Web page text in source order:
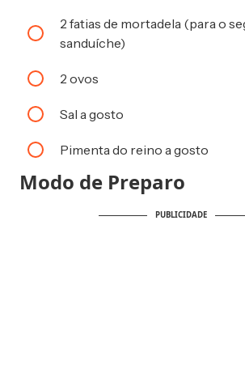
2 fatias de mortadela (para o
sanduíche)
2 ovos
Sal a gosto
Pimenta do reino a gosto
Modo de Preparo
PUBLICIDADE